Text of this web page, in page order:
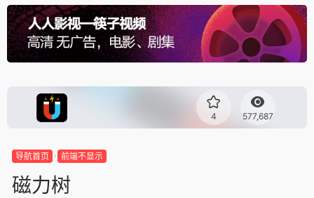
4 577,687
导航首页 前端不显示
磁力树